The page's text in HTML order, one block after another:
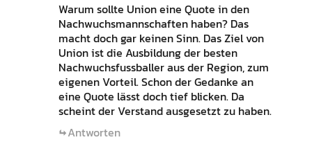
Warum sollte Union eine Quote in den
Nachwuchsmannschaften haben? Das
macht doch gar keinen Sinn. Das Ziel von
Union ist die Ausbildung der besten
Nachwuchsfussballer aus der Region, zum
eigenen Vorteil. Schon der Gedanke an
eine Quote lässt doch tief blicken. Da
scheint der Verstand ausgesetzt zu haben.
Antworten